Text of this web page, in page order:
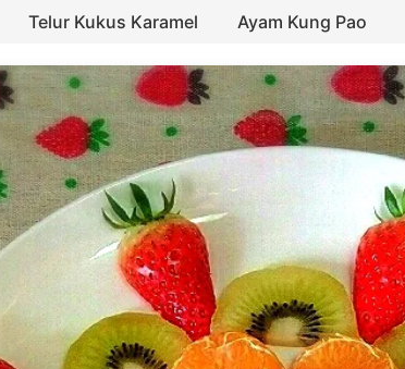
Telur Kukus Karamel Ayam Kung Pao